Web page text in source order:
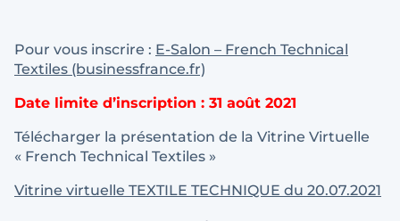
Pour vous inscrire : E-Salon – French Technical
Textiles (businessfrance.fr)
Date limite d’inscription : 31 août 2021
Télécharger la présentation de la Vitrine Virtuelle
« French Technical Textiles »
Vitrine virtuelle TEXTILE TECHNIQUE du 20.07.2021